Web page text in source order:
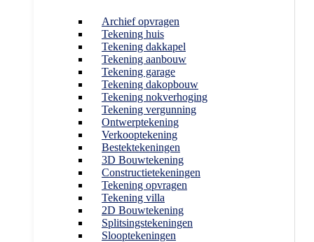
Archief opvragen
Tekening huis
Tekening dakkapel
Tekening aanbouw
Tekening garage
Tekening dakopbouw
Tekening nokverhoging
Tekening vergunning
Ontwerptekening
Verkooptekening
Bestektekeningen
3D Bouwtekening
Constructietekeningen
Tekening opvragen
Tekening villa
2D Bouwtekening
Splitsingstekeningen
Slooptekeningen